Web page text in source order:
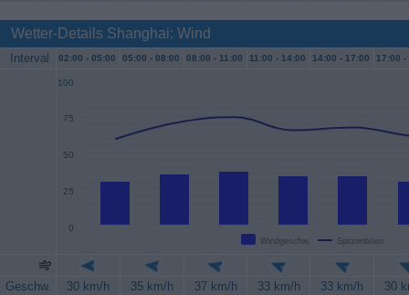
Wetter-Details Shanghai: Wind
Interval 02:00 - 05:00 05:00 - 08:00 08:00 - 11:00 11:00 - 14:00 14:00 - 17:00 17:00 -
Windgeschw. Spitzenböen
0
25
50
75
100
Geschw. 30 km/h 35 km/h 37 km/h 33 km/h 33 km/h
30